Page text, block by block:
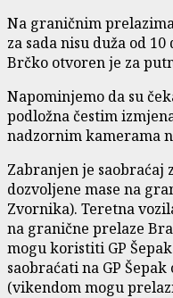
Na graničnim
za sada nisu duža od
Brčko otvoren je za
Napominjemo da su
podložna čestim
nadzornim kamerama
Zabranjen je saobraćaj
dozvoljene mase na
Zvornika). Teretna
na granične prelaze
mogu koristiti GP
saobraćati na GP
(vikendom mogu